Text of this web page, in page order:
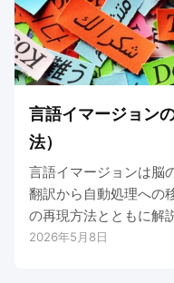
言語イマージョン
法）
言語イマージョンは脳
翻訳から自動処理への
の再現方法とともに解
2026年5月8日